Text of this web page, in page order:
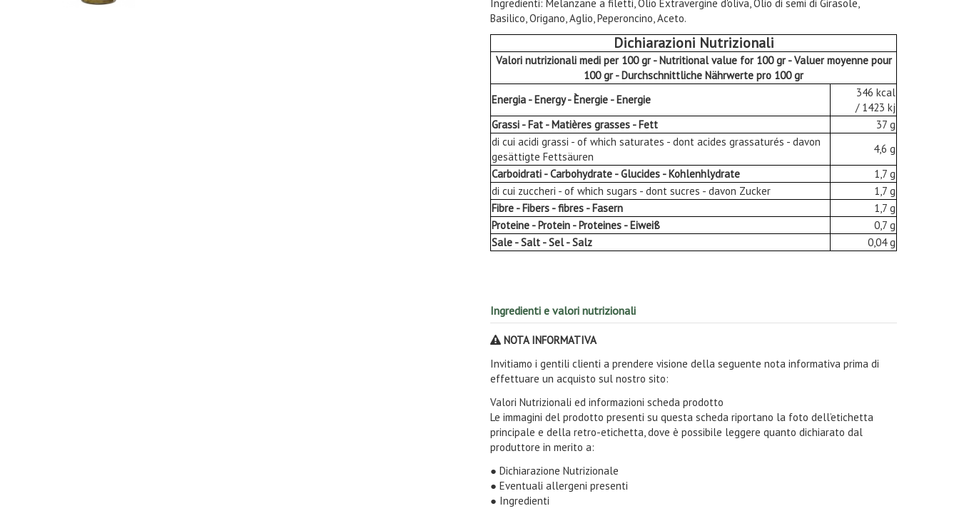
Ingredienti: Melanzane a filetti, Olio Extravergine d'oliva, Olio di semi di Girasole,
Basilico, Origano, Aglio, Peperoncino, Aceto.
Dichiarazioni Nutrizionali
Valori nutrizionali medi per 100 gr - Nutritional value for 100 gr - Valuer moyenne pour
100 gr - Durchschnittliche Nährwerte pro 100 gr
Energia - Energy - Ènergie - Energie
346 kcal
/ 1423 kj
Grassi - Fat - Matières grasses - Fett
37 g
di cui acidi grassi - of which saturates - dont acides grassaturés - davon
gesättigte Fettsäuren
4,6 g
Carboidrati - Carbohydrate - Glucides - Kohlenhlydrate
1,7 g
di cui zuccheri - of which sugars - dont sucres - davon Zucker
1,7 g
Fibre - Fibers - fibres - Fasern
1,7 g
Proteine - Protein - Proteines - Eiweiß
0,7 g
Sale - Salt - Sel - Salz
0,04 g
Ingredienti e valori nutrizionali
NOTA INFORMATIVA
Invitiamo i gentili clienti a prendere visione della seguente nota informativa prima di
effettuare un acquisto sul nostro sito:
Valori Nutrizionali ed informazioni scheda prodotto
Le immagini del prodotto presenti su questa scheda riportano la foto dell’etichetta
principale e della retro-etichetta, dove è possibile leggere quanto dichiarato dal
produttore in merito a:
● Dichiarazione Nutrizionale
● Eventuali allergeni presenti
● Ingredienti